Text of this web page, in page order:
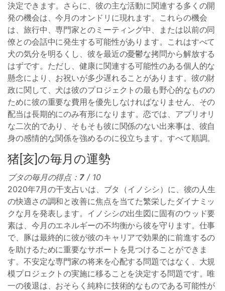
決定できます。さらに、彼の主な活動に関連する多くの開
発の機会は、今月のオンドリに現れます。これらの機会
は、旅行中、専門家とのミーティング中、または以前の同
僚との会話中に発生する可能性があります。これはすべて
犬の気分を明るくし、彼を最近の憂鬱な拷問から解放する
はずです。ただし、健康に関連する可能性のある個人的な
懸念により、お祝いが多少遅れることがあります。彼の財
政に関して、犬は彼のプロジェクトの最も野心的なものの
ために彼の重要な費用を優先しなければなりません、その
配当は長期的にのみ有形になります。恋では、アプリオリ
な二次的であり、そもそも彼に関係のない出来事は、彼自
身の感情的な関係を強めるのに役立ちます。すべて順調。
猪[亥]の毎月の運勢
ブタの毎月の得点： 7 / 10
2020年7月の干支占いは、ブタ（イノシシ）に、彼の人生
の快適さの調和と改善に焦点を当てた繁栄したダイナミッ
クな月を発表します。イノシシの出生図に固有のウッド要
素は、今月のエネルギーの不均衡から彼を守ります。仕事
で、豚は最終的に彼が彼のキャリアで効果的に前進するの
を助けるために重要なサポートを見つけることができま
す。不安定な専門家の将来を心配する問題ではなく、大規
模プロジェクトの実施に移ることを決定する問題です。唯
一の後退は、おそらく純粋に技術的なものである可能性が